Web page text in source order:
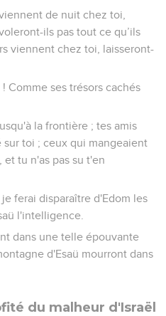
de nuit chez toi,
ils pas tout ce qu’ils
viennent chez toi, laisseront-
Comme ses trésors cachés
la frontière ; tes amis
toi ; ceux qui mangeaient
tu n'as pas su t'en
ferai disparaître d'Edom les
l'intelligence.
dans une telle épouvante
d'Esaü mourront dans
du malheur d'Israël